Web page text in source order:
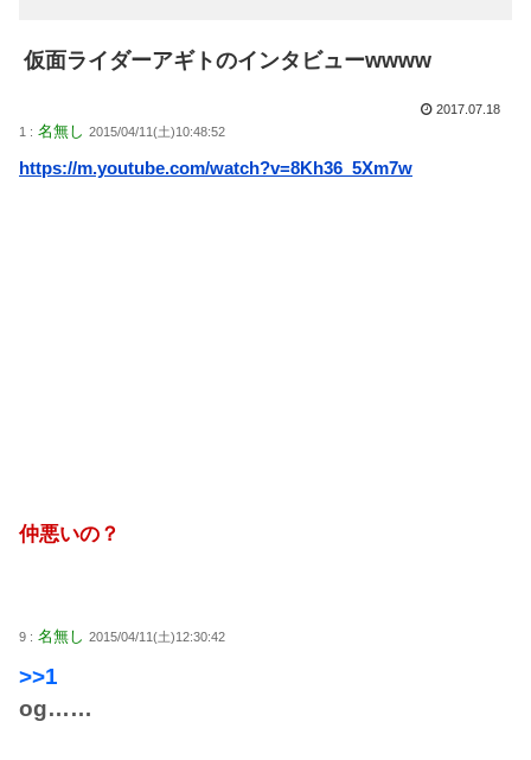
仮面ライダーアギトのインタビューwwww
2017.07.18
1 : 名無し 2015/04/11(土)10:48:52
https://m.youtube.com/watch?v=8Kh36_5Xm7w
仲悪いの？
9 : 名無し 2015/04/11(土)12:30:42
>>1
og……